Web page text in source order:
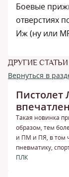
Боевые
отверстиях
Иж (ну или
ДРУГИЕ
Вернуться в
Пистолет
Такая новинка
образом, тем
и ПМ и ПЯ, в том
пневматику,
ПЛК